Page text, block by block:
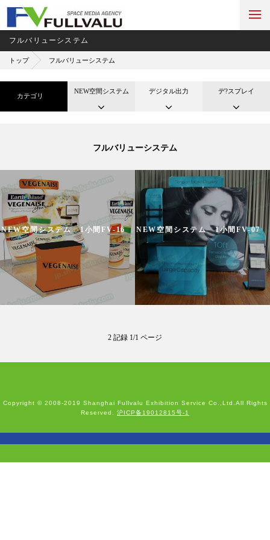
フルバリューシステム
トップ フルバリューシステム
カテゴリ
NEW空間システム デジタル出力 デ?スプレイ
フルバリューシステム
NEW空間システム 1小間FV-16 NEW空間システム 1小間FV-07
2 記録 1/1 ページ
Copyright © 2008-2019 Shanghai Fullvalu Exhibition Service Co.,Ltd.All Rights
Reserved. 沪ICP备19012815号-1